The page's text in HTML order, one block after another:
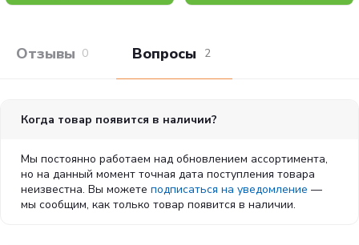
Отзывы покупателей
0 Вопросы и
2
Когда товар появится в наличии?
Мы постоянно работаем над обновлением ассортимента,
но на данный момент точная дата поступления товара
неизвестна. Вы можете подписаться на уведомление —
мы сообщим, как только товар появится в наличии.